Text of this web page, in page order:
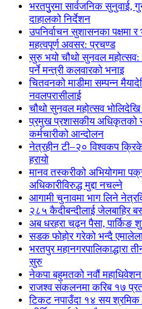
भरतपुुरमा सार्वजनिक सुनुवाई,
दाहालको निर्देशन
उपनिर्वाचन सुशासनका पक्षमा र
महत्वपूर्ण अवसर: प्रचण्ड
सुरु भयो चौथो सुनवल महोत्सव:
पर्ने मन्त्री कलवारको भनाइ
चितवनको माडीमा सम्पन्न
नवलपरासीलाई
चौथो सुनवल महोत्सव
प्रमुख प्रशासकीय अधिकृतको
कर्मचारीको आन्दोलन
नेत्रहीन टी–२० विश्वकप
हरायो
मानव तस्करीको अभियोगमा
अधिकारीविरुद्ध मुद्दा नचल्ने
आगामी चुनावमा भाग लिने
२८५ कैदीबन्दीलाई जेलबाहिर
अब धरहरा चढ्न पैसा, पार्किङ
सडक फोहोर गरेको भन्दै
भरतपुर महानगरपालिकाद्धारा
सुरु
नेकपा बहुमतको नवौं
राजश्व संकलनमा करिब १७
टिकट नपाउँदा १४ सय श्रमिक